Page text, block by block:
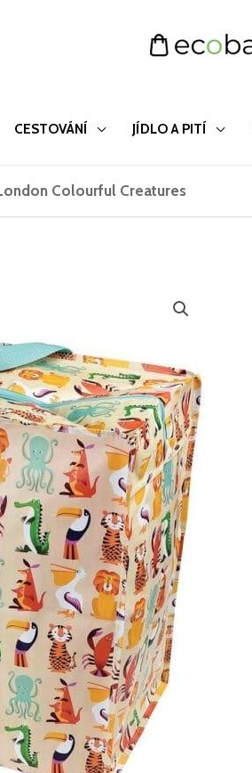
CESTOVÁNÍ JÍDLO A PITÍ
Colourful Creatures